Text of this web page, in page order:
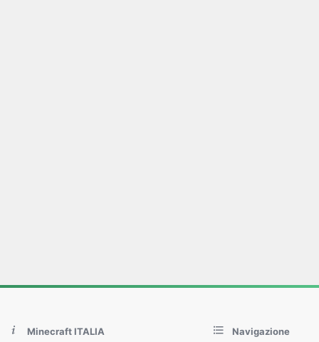
Minecraft ITALIA
Navigazione